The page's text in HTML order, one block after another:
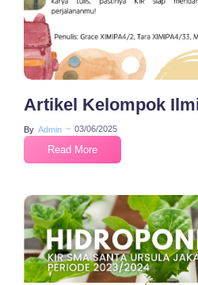
Artikel Kelompok
By Admin ~ 03/06/2025
Read More